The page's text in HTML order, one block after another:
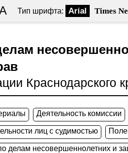
Тип шрифта: Arial Times
Краснодарского
Деятельность комиссии
лиц с судимостью
делам несовершеннолетних и